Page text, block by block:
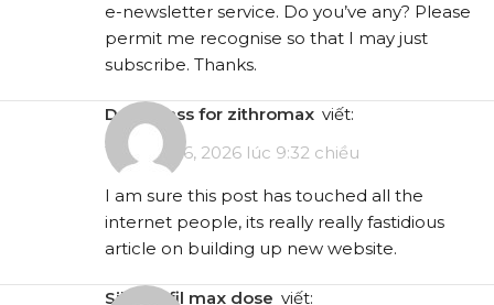
e-newsletter service. Do you’ve any? Please
permit me recognise so that I may just
subscribe. Thanks.
drug class for zithromax viết:
Tháng 1 26, 2026 lúc 9:32 chiều
I am sure this post has touched all the
internet people, its really really fastidious
article on building up new website.
sildenafil max dose viết: